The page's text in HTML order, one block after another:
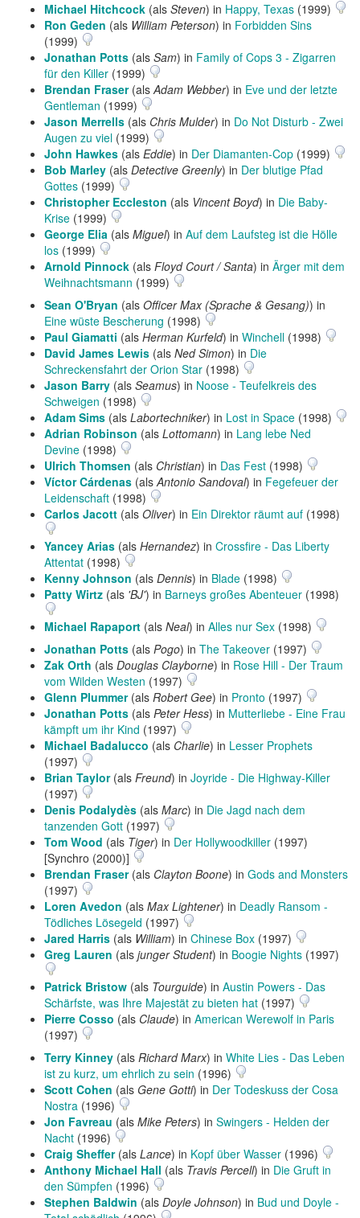
Michael Hitchcock (als Steven) in Happy, Texas (1999)
Ron Geden (als William Peterson) in Forbidden Sins
(1999)
Jonathan Potts (als Sam) in Family of Cops 3 - Zigarren
für den Killer (1999)
Brendan Fraser(alsAdam Webber) in Eve und der letzte
Gentleman (1999)
Jason Merrells (als Chris Mulder) in Do Not Disturb - Zwei
Augen zu viel (1999)
John Hawkes (als Eddie) in Der Diamanten-Cop (1999)
Bob Marley (als Detective Greenly) in Der blutige Pfad
Gottes (1999)
Christopher Eccleston (als Vincent Boyd) in Die Baby-
Krise (1999)
George Elia (als Miguel) in Auf dem Laufsteg ist die Hölle
los (1999)
Arnold Pinnock (als Floyd Court / Santa) in Ärger mit dem
Weihnachtsmann (1999)
Sean O'Bryan (als Officer Max (Sprache & Gesang)) in
Eine wüste Bescherung (1998)
Paul Giamatti (als Herman Kurfeld) in Winchell (1998)
David James Lewis (als Ned Simon) in Die
Schreckensfahrt der Orion Star (1998)
Jason Barry (als Seamus) in Noose - Teufelkreis des
Schweigen (1998)
Adam Sims (als Labortechniker) in Lost in Space (1998)
Adrian Robinson (als Lottomann) in Lang lebe Ned
Devine (1998)
Ulrich Thomsen (als Christian) in Das Fest (1998)
Víctor Cárdenas (alsAntonio Sandoval) in Fegefeuer der
Leidenschaft (1998)
Carlos Jacott (als Oliver) in Ein Direktor räumt auf (1998)
Yancey Arias (als Hernandez) in Crossfire - Das Liberty
Attentat (1998)
Kenny Johnson (als Dennis) in Blade (1998)
Patty Wirtz (als 'BJ') in Barneys großes Abenteuer (1998)
Michael Rapaport (als Neal) in Alles nur Sex (1998)
Jonathan Potts (als Pogo) in The Takeover (1997)
Zak Orth (als Douglas Clayborne) in Rose Hill - Der Traum
vom Wilden Westen (1997)
Glenn Plummer(als Robert Gee) in Pronto (1997)
Jonathan Potts (als Peter Hess) in Mutterliebe - Eine Frau
kämpft um ihr Kind (1997)
Michael Badalucco (als Charlie) in Lesser Prophets
(1997)
Brian Taylor(als Freund) in Joyride - Die Highway-Killer
(1997)
Denis Podalydès (als Marc) in Die Jagd nach dem
tanzenden Gott (1997)
Tom Wood (als Tiger) in Der Hollywoodkiller (1997)
[Synchro (2000)]
Brendan Fraser(als Clayton Boone) in Gods and Monsters
(1997)
Loren Avedon (als Max Lightener) in Deadly Ransom -
Tödliches Lösegeld (1997)
Jared Harris (als William) in Chinese Box (1997)
Greg Lauren (als junger Student) in Boogie Nights (1997)
Patrick Bristow (als Tourguide) in Austin Powers - Das
Schärfste, was Ihre Majestät zu bieten hat (1997)
Pierre Cosso (als Claude) in American Werewolf in Paris
(1997)
Terry Kinney (als Richard Marx) in White Lies - Das Leben
ist zu kurz, um ehrlich zu sein (1996)
Scott Cohen (als Gene Gotti) in Der Todeskuss der Cosa
Nostra (1996)
Jon Favreau (als Mike Peters) in Swingers - Helden der
Nacht (1996)
Craig Sheffer(als Lance) in Kopf über Wasser (1996)
Anthony Michael Hall (als Travis Percell) in Die Gruft in
den Sümpfen (1996)
Stephen Baldwin (als Doyle Johnson) in Bud und Doyle -